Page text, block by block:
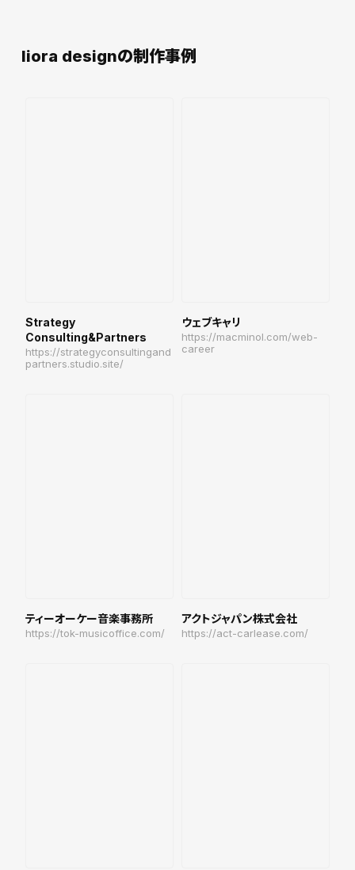
liora designの制作事例
Strategy
Consulting&Partners
https://strategyconsultingand
partners.studio.site/
ウェブキャリ
https://macminol.com/web-
career
ティーオーケー音楽事務所
https://tok-musicoffice.com/
アクトジャパン株式会社
https://act-carlease.com/